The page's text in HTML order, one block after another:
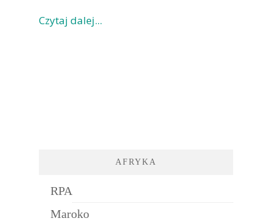
Czytaj dalej...
AFRYKA
RPA
Maroko